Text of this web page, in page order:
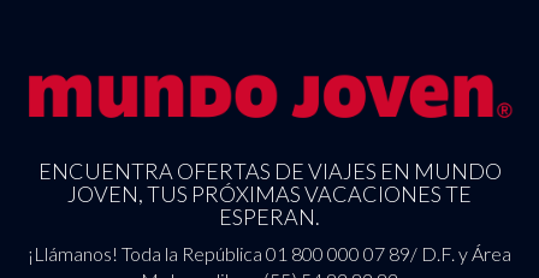
ENCUENTRA OFERTAS DE VIAJES EN MUNDO
JOVEN, TUS PRÓXIMAS VACACIONES TE
ESPERAN.
¡Llámanos! Toda la República 01 800 000 07 89/ D.F. y Área